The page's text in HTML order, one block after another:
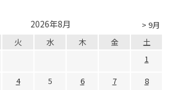
> 9月
2026年8月
火 水 木 金
土
1
4 5 6 7
8